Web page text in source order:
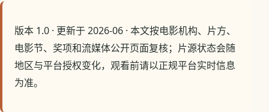
版本 1.0 · 更新于 2026-06 · 本文按电影机构、片方、
电影节、奖项和流媒体公开页面复核；片源状态会随
地区与平台授权变化，观看前请以正规平台实时信息
为准。